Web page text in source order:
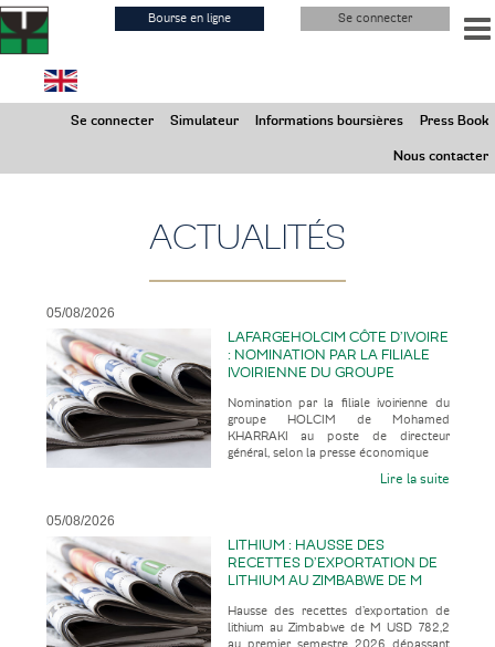
Aller
au
contenu
principal
Bourse en ligne Se connecter
Se connecter Simulateur Informations boursières Press Book
Nous contacter
Jeudi 6 Août 2026
ACTUALITÉS
05/08/2026
LAFARGEHOLCIM CÔTE D’IVOIRE
: NOMINATION PAR LA FILIALE
IVOIRIENNE DU GROUPE
KHARRAKI AU POSTE DE
DIRECTEUR GÉNÉRAL
Nomination par la filiale ivoirienne du
groupe HOLCIM de Mohamed
KHARRAKI au poste de directeur
général, selon la presse économique
Lire la suite
05/08/2026
LITHIUM : HAUSSE DES
RECETTES D’EXPORTATION DE
LITHIUM AU ZIMBABWE DE M
SEMESTRE 2026 DÉPASSANT
DÉJÀ LES M USD 571
Hausse des recettes d’exportation de
lithium au Zimbabwe de M USD 782,2